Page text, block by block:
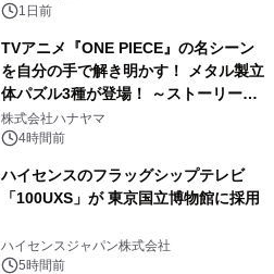
1日前
TVアニメ『ONE PIECE』の名シーン
を自分の手で解き明かす！ メタル製立
体パズル3種が登場！ ～ストーリーと
ギミックが融合した 大人の体験型パズ
ルが8月7日(金)12時より先行予約受付
株式会社ハナヤマ
4時間前
ハイセンスのフラッグシップテレビ
「100UXS」が 東京国立博物館に採用
ハイセンスジャパン株式会社
5時間前